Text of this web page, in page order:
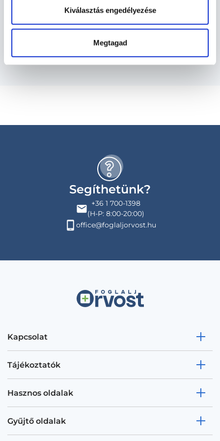
Kiválasztás engedélyezése
Megtagad
Szolgáltatások
Budapesti és vidéki diagnoszta orvosok
Segíthetünk?
+36 1 700-1398
(H-P: 8:00-20:00)
office@foglaljorvost.hu
Kapcsolat
Tájékoztatók
Hasznos oldalak
Gyűjtő oldalak